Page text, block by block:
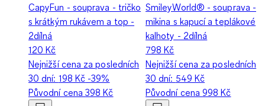
CapyFun - souprava - tričko
s krátkým rukávem a top -
2dílná
120 Kč
Nejnižší cena za posledních
30 dní: 198 Kč -39%
Původní cena398 Kč
SmileyWorld® - souprava -
mikina s kapucí a teplákové
kalhoty - 2dílná
798 Kč
Nejnižší cena za posledních
30 dní: 549 Kč
Původní cena998 Kč